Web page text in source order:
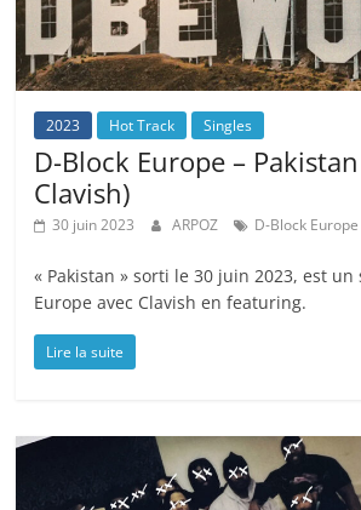
2023 Hot Track Singles
D-Block Europe –
Clavish)
30 juin 2023 ARPOZ D-Block Europe
« Pakistan » sorti le 30 juin 2023, est un
Europe avec Clavish en featuring.
Lire la suite